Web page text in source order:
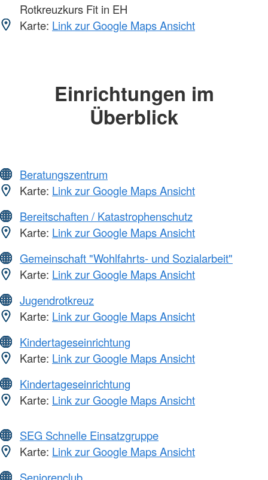
Rotkreuzkurs Fit in EH
Karte: Link zur Google Maps Ansicht
Einrichtungen im
Überblick
Beratungszentrum
Karte: Link zur Google Maps Ansicht
Bereitschaften / Katastrophenschutz
Karte: Link zur Google Maps Ansicht
Gemeinschaft "Wohlfahrts- und Sozialarbeit"
Karte: Link zur Google Maps Ansicht
Jugendrotkreuz
Karte: Link zur Google Maps Ansicht
Kindertageseinrichtung
Karte: Link zur Google Maps Ansicht
Kindertageseinrichtung
Karte: Link zur Google Maps Ansicht
SEG Schnelle Einsatzgruppe
Karte: Link zur Google Maps Ansicht